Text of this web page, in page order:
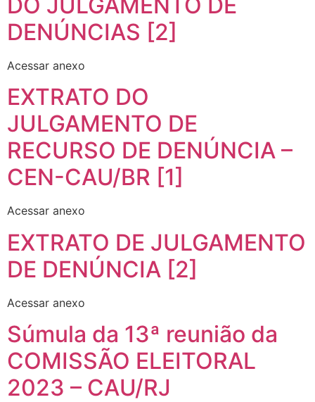
DENÚNCIAS [2]
Acessar anexo
EXTRATO DO
JULGAMENTO DE
RECURSO DE DENÚNCIA –
CEN-CAU/BR [1]
Acessar anexo
‎EXTRATO DE JULGAMENTO
DE DENÚNCIA [2]
Acessar anexo
‎‎Súmula da 13ª reunião da
COMISSÃO ELEITORAL
2023 – CAU/RJ